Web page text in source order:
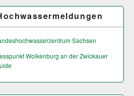
Sachsen
Wolkenburg an der Zwickauer